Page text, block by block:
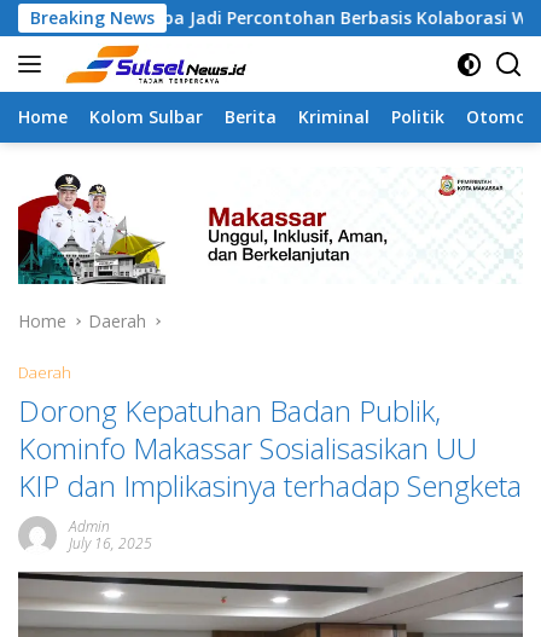
Skip
to
content
Breaking News
Jadi Percontohan Berbasis Kolaborasi Warga
Home Kolom Sulbar Berita Kriminal Politik
Home Daerah
Daerah
Dorong Kepatuhan Badan Publik,
Kominfo Makassar Sosialisasikan UU
KIP dan Implikasinya terhadap Sengketa
Admin
July 16, 2025